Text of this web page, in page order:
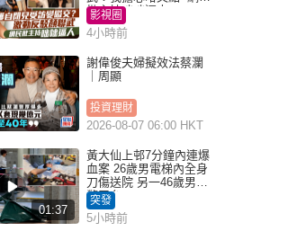
批主持咄咄逼人
影視圈
4小時前
謝偉俊夫婦擬效法蔡瀾
｜周顯
投資理財
2026-08-07 06:00 HKT
01:37
黃大仙上邨7分鐘內連爆
血案 26歲男電梯內全身
刀傷送院 另一46歲男倒
斃平台
突發
5小時前